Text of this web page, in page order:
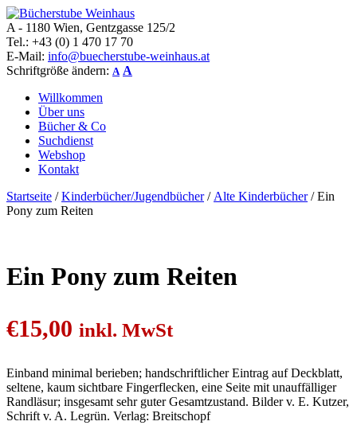
Bücherstube Weinhaus
Verkauf von seltenen antiquarischen und alten, teilweise noch
verlagsneuen Bücher.
A - 1180 Wien, Gentzgasse 125/2
Tel.: +43 (0) 1 470 17 70
E-Mail: info@buecherstube-weinhaus.at
Schriftgröße ändern: A A
Willkommen
Über uns
Bücher & Co
Suchdienst
Webshop
Kontakt
Startseite /Kinderbücher/Jugendbücher/ Alte Kinderbücher/ Ein
Pony zum Reiten
Ein Pony zum Reiten
€15,00 inkl. MwSt
Einband minimal berieben; handschriftlicher Eintrag auf Deckblatt,
seltene, kaum sichtbare Fingerflecken, eine Seite mit unauffälliger
Randläsur; insgesamt sehr guter Gesamtzustand. Bilder v. E. Kutzer,
Schrift v. A. Legrün. Verlag: Breitschopf